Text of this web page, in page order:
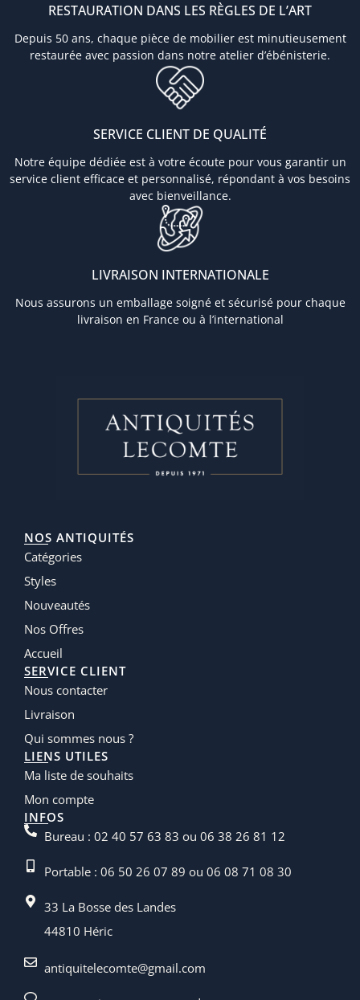
RESTAURATION DANS LES RÈGLES DE L’ART
Depuis 50 ans, chaque pièce de mobilier est minutieusement
restaurée avec passion dans notre atelier d’ébénisterie.
SERVICE CLIENT DE QUALITÉ
Notre équipe dédiée est à votre écoute pour vous garantir un
service client efficace et personnalisé, répondant à vos besoins
avec bienveillance.
LIVRAISON INTERNATIONALE
Nous assurons un emballage soigné et sécurisé pour chaque
livraison en France ou à l’international
NOS ANTIQUITÉS
Catégories
Styles
Nouveautés
Nos Offres
Accueil
SERVICE CLIENT
Nous contacter
Livraison
Qui sommes nous ?
LIENS UTILES
Ma liste de souhaits
Mon compte
INFOS
Bureau : 02 40 57 63 83 ou 06 38 26 81 12
Portable : 06 50 26 07 89 ou 06 08 71 08 30
33 La Bosse des Landes
44810 Héric
antiquitelecomte@gmail.com